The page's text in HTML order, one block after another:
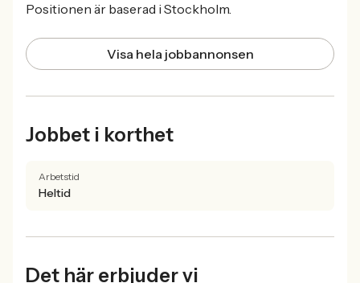
Positionen är baserad i Stockholm.
Visa hela jobbannonsen
Jobbet i korthet
Arbetstid
Heltid
Det här erbjuder vi